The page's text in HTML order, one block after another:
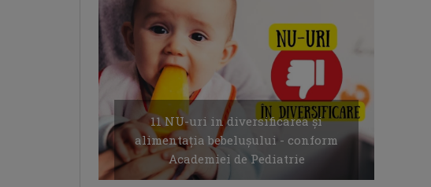
11 NU-uri in diversificarea și
alimentația bebelușului - conform
Academiei de Pediatrie